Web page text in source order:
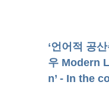
‘언어적 공
우 Modern
n’ - In the